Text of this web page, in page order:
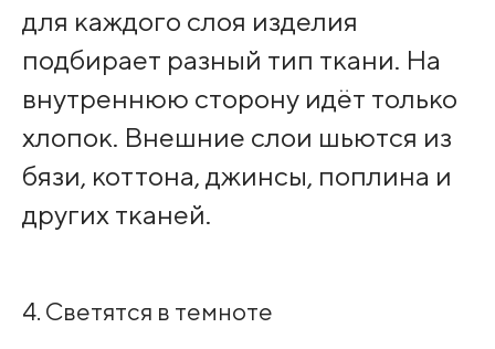
для каждого слоя изделия
подбирает разный тип ткани. На
внутреннюю сторону идёт только
хлопок. Внешние слои шьются из
бязи, коттона, джинсы, поплина и
других тканей.
4. Светятся в темноте